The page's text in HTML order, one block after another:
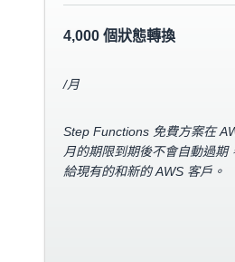
4,000 個狀態轉換
/月
Step Functions 免費方案在
月的期限到期後不會自動過期
給現有的和新的 AWS 客戶。